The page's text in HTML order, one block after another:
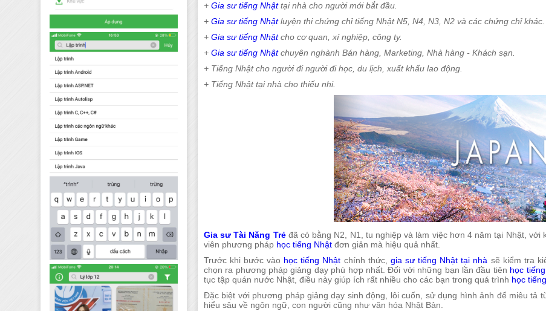
+ Gia sư tiếng Nhậttại nhà cho người mới bắt đầu.
+ Gia sư tiếng Nhậtluyện thi chứng chỉ tiếng Nhật N5, N4, N3, N2 và các chứng chỉ khác.
+ Gia sư tiếng Nhậtcho cơ quan, xí nghiệp, công ty.
+ Gia sư tiếng Nhậtchuyên nghành Bán hàng, Marketing, Nhà hàng - Khách sạn.
+ Tiếng Nhật cho người đi người đi học, du lịch, xuất khẩu lao động.
+ Tiếng Nhật tại nhà cho thiếu nhi.
Gia sư Tài Năng Trẻđã có bằng N2, N1, tu nghiệp và làm việc hơn 4 năm tại Nhật, với
viên phương pháp học tiếng Nhậtđơn giản mà hiệu quả nhất.
Trước khi bước vào học tiếng Nhật chính thức, gia sư tiếng Nhật tại nhà sẽ kiểm tra
chọn ra phương pháp giảng dạy phù hợp nhất. Đối với những bạn lần đầu tiên học
tục tập quán nước Nhật, điều này giúp ích rất nhiều cho các bạn trong quá trình học
Đặc biệt với phương pháp giảng dạy sinh động, lôi cuốn, sử dụng hình ảnh để miêu tả
hiểu sâu về ngôn ngữ, con người cũng như văn hóa Nhật Bản.